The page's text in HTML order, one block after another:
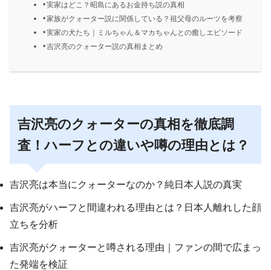
実家はどこ？昭島にあるお金持ち説の真相
家族がクォーター説に関係している？祖父母のルーツを考察
実家の犬たち｜ミルちゃん＆マカちゃんとの癒しエピソード
吉沢亮のクォーター説の真相まとめ
吉沢亮のクォーターの真相を徹底調
査！ハーフとの違いや噂の理由とは？
吉沢亮は本当にクォーターなのか？純日本人説の真実
吉沢亮がハーフと間違われる理由とは？日本人離れした顔
立ちを分析
吉沢亮がクォーターと噂される理由｜ファンの間で広まっ
た発端を検証